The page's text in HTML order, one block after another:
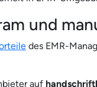
und
des EMR-
auf